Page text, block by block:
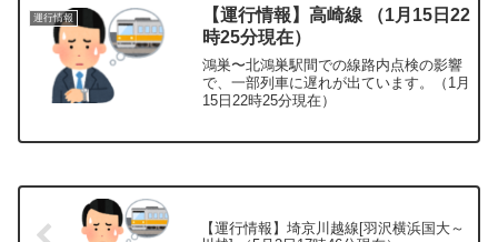
運行情報
【運行情報】高崎線 （1月15日22
時25分現在）
鴻巣〜北鴻巣駅間での線路内点検の影響
で、一部列車に遅れが出ています。（1月
15日22時25分現在）
【運行情報】埼京川越線[羽沢横浜国大～